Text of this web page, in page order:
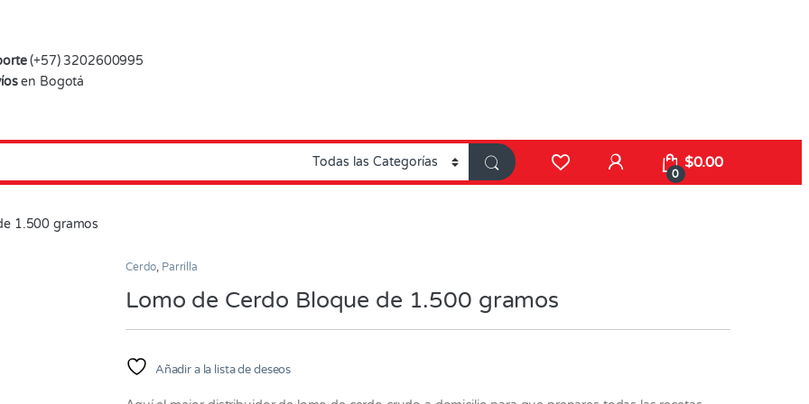
(+57) 3202600995
en Bogotá
0
$0.00
1.500 gramos
Cerdo, Parrilla
Lomo de Cerdo Bloque de 1.500 gramos
Añadir a la lista de deseos